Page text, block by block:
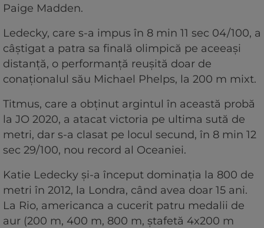
Paige Madden.
Ledecky, care s-a impus în 8 min 11 sec 04/100, a
câştigat a patra sa finală olimpică pe aceeaşi
distanţă, o performanţă reuşită doar de
conaţionalul său Michael Phelps, la 200 m mixt.
Titmus, care a obţinut argintul în această probă
la JO 2020, a atacat victoria pe ultima sută de
metri, dar s-a clasat pe locul secund, în 8 min 12
sec 29/100, nou record al Oceaniei.
Katie Ledecky şi-a început dominaţia la 800 de
metri în 2012, la Londra, când avea doar 15 ani.
La Rio, americanca a cucerit patru medalii de
aur (200 m, 400 m, 800 m, ştafetă 4x200 m